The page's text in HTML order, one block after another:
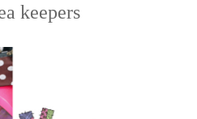
keepers